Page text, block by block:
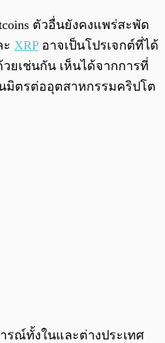
ตัวอื่นยังคงแพร่สะพัด
XRPอาจเป็นโปรเจกต์ที่ได้
ยเช่นกัน เห็นได้จากการที่
มิตรต่ออุตสาหกรรมคริปโต
รณ์ทั้งในและต่างประเทศ